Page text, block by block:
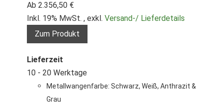
Ab 2.356,50 €
Inkl. 19% MwSt. , exkl. Versand-/ Lieferdetails
Zum Produkt
Lieferzeit
10 - 20 Werktage
Metallwangenfarbe: Schwarz, Weiß, Anthrazit &
Grau